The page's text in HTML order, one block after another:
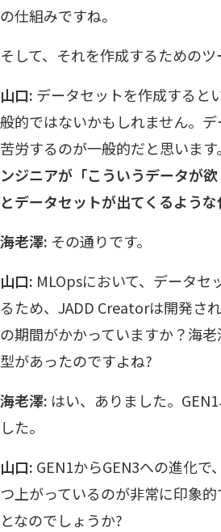
の仕組みですね。
そして、それを作成するための
山口: データセットを作成すると
般的ではないかもしれません。
苦労するのが一般的だと思いま
ンジニアが「こういうデータが
とデータセットが出てくるよう
海老澤: その通りです。
山口: MLOpsにおいて、データ
るため、JADD Creatorは開発さ
の期間がかかっていますか？海
型があったのですよね?
海老澤: はい、ありました。
した。
山口: GEN1からGEN3への進化
つ上がっているのが非常に印象
となのでしょうか?